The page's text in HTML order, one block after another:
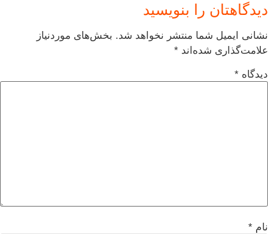
دیدگاهتان را بنویسید
نشانی ایمیل شما منتشر نخواهد شد. بخش‌های موردنیاز
علامت‌گذاری شده‌اند *
دیدگاه *
نام *